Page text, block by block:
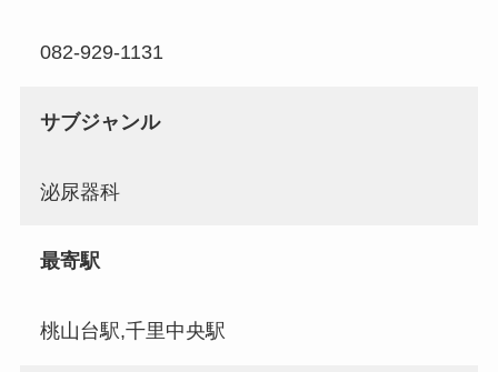
082-929-1131
サブジャンル
泌尿器科
最寄駅
桃山台駅,千里中央駅